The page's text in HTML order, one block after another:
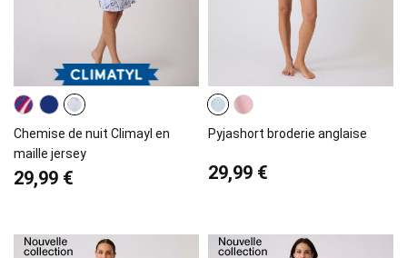
Chemise de nuit Climayl en
maille jersey
29,99 €
Pyjashort broderie anglaise
29,99 €